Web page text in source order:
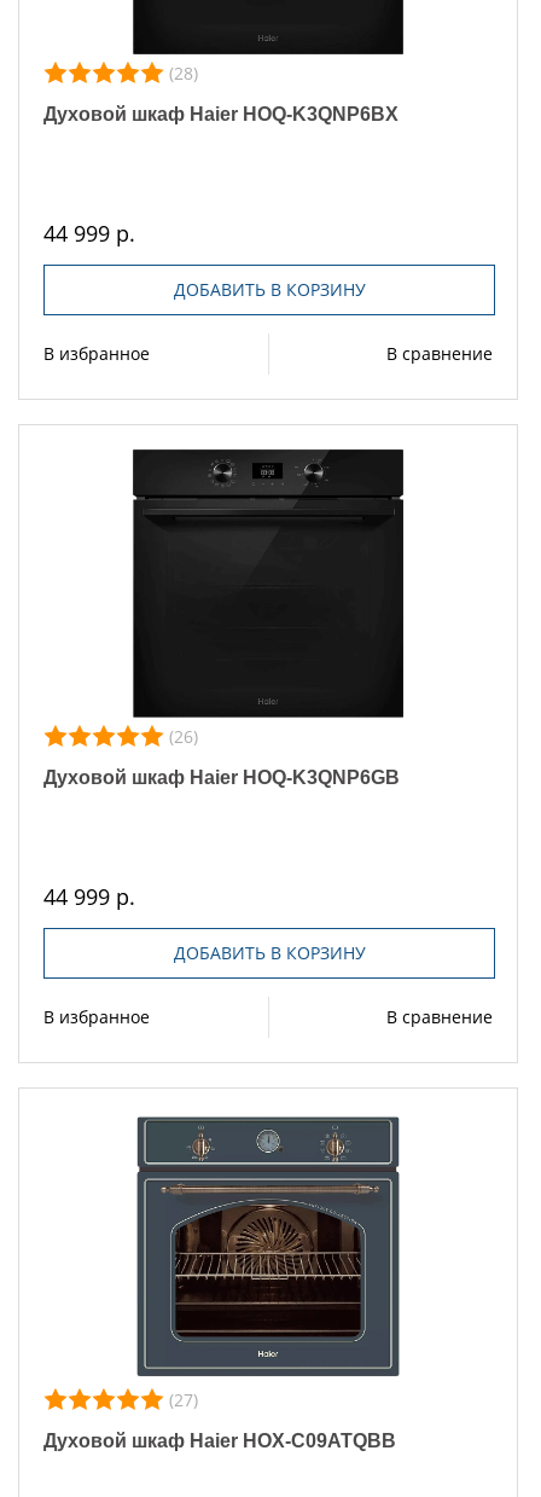
(28)
Духовой шкаф Haier HOQ-K3QNP6BX
44 999 р.
ДОБАВИТЬ В КОРЗИНУ
В избранное В сравнение
(26)
Духовой шкаф Haier HOQ-K3QNP6GB
44 999 р.
ДОБАВИТЬ В КОРЗИНУ
В избранное В сравнение
(27)
Духовой шкаф Haier HOX-C09ATQBB